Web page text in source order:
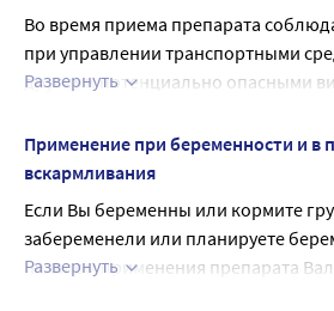
Во время приема препарата
при управлении транспортными
другими потенциально опасными
быстроты психомоторных реакций,
возникновение таких симптомов
или обморок.
Сообщите лечащему врачу, если
управлять транспортными
механизмами.
Развернуть
Применение при беременности и в
вскармливания
Если Вы беременны или кормите
забеременели или планируете
началом применения препарата
Развернуть